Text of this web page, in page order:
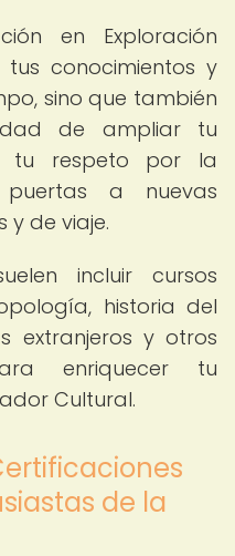
en Exploración
conocimientos y
sino que también
de ampliar tu
tu respeto por la
a nuevas
de viaje.
incluir cursos
historia del
extranjeros y otros
enriquecer tu
Cultural.
de la